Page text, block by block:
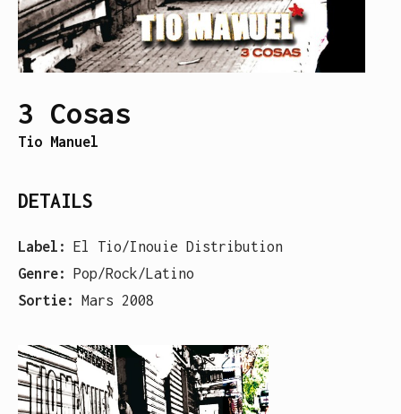
3 Cosas
Tio Manuel
DETAILS
Label:
El Tio/Inouie Distribution
Genre:
Pop/Rock/Latino
Sortie:
Mars 2008